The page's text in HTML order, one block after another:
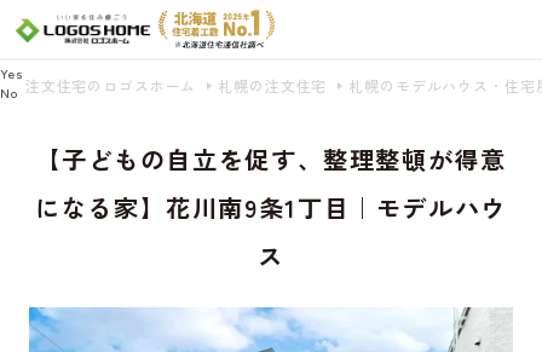
注文住宅のロゴスホーム 札幌の注文住宅 札幌のモデルハウス・住宅
【子どもの自立を促す、整理整頓が得意
になる家】花川南9条1丁目｜モデルハウ
ス
Cookie を使用して、お客様の活動を追跡してもよろしいですか? 当社ではお客様の
プライバシーを極めて重視しています。詳細について、およびご質問がある場合
は、当社のプライバシーポリシーをご覧ください。
Yes
No